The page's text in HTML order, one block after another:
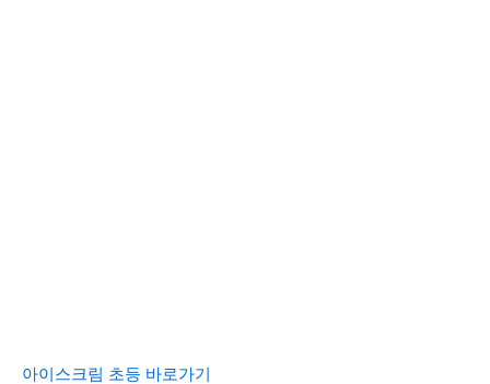
아이스크림 초등 바로가기